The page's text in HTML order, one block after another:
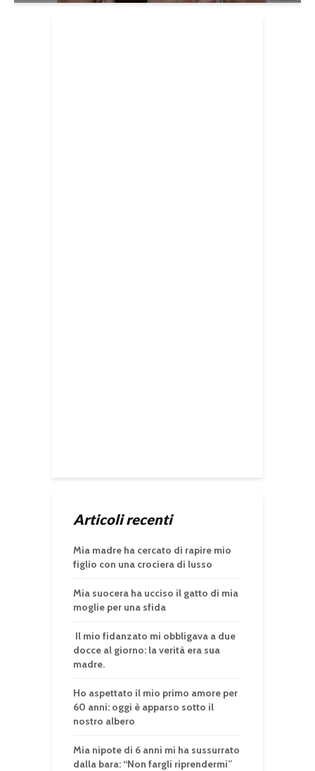
Articoli recenti
Mia madre ha cercato di rapire mio
figlio con una crociera di lusso
Mia suocera ha ucciso il gatto di mia
moglie per una sfida
Il mio fidanzato mi obbligava a due
docce al giorno: la verità era sua
madre.
Ho aspettato il mio primo amore per
60 anni: oggi è apparso sotto il
nostro albero
Mia nipote di 6 anni mi ha sussurrato
dalla bara: “Non fargli riprendermi”